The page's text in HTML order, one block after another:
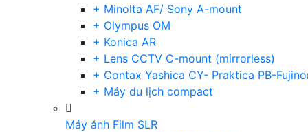
+ Minolta AF/ Sony A-mount
+ Olympus OM
+ Konica AR
+ Lens CCTV C-mount (mirrorless)
+ Contax Yashica CY- Praktica PB-
+ Máy du lịch compact
Máy ảnh Film SLR